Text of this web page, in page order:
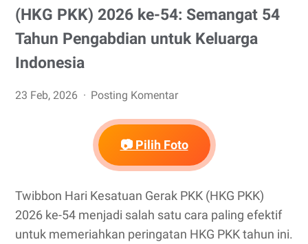
(HKG PKK) 2026 ke-54: Semangat 54
Tahun Pengabdian untuk Keluarga
Indonesia
23 Feb, 2026 Posting Komentar
📷 Pilih Foto
Twibbon Hari Kesatuan Gerak PKK (HKG PKK)
2026 ke-54 menjadi salah satu cara paling efektif
untuk memeriahkan peringatan HKG PKK tahun ini.